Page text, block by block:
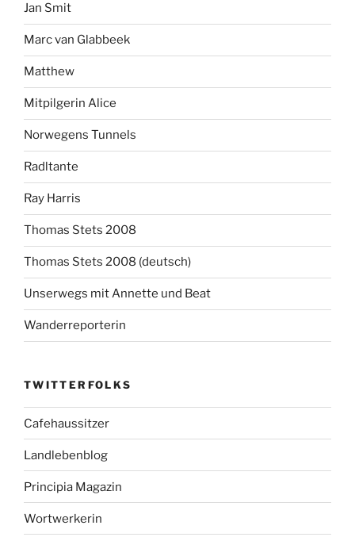
Jan Smit
Marc van Glabbeek
Matthew
Mitpilgerin Alice
Norwegens Tunnels
Radltante
Ray Harris
Thomas Stets 2008
Thomas Stets 2008 (deutsch)
Unserwegs mit Annette und Beat
Wanderreporterin
TWITTERFOLKS
Cafehaussitzer
Landlebenblog
Principia Magazin
Wortwerkerin